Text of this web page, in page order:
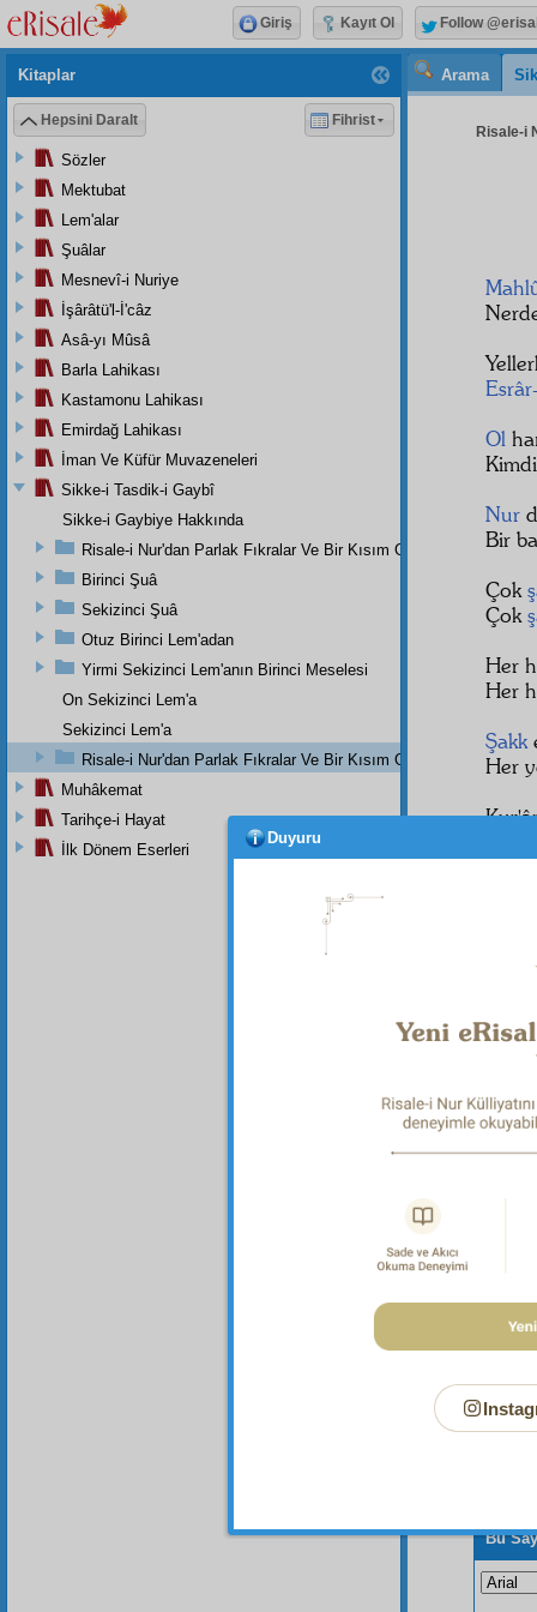
Arama
Risale-i
Ol
Nur
Bir
Çok
Çok
Her
Her
Şakk
Her
İdrâk
Bu
Kitaplar
Hepsini Daralt Fihrist
Sözler
Mektubat
Lem'alar
Şuâlar
Mesnevî-i Nuriye
İşârâtü'l-İ'câz
Asâ-yı Mûsâ
Barla Lahikası
Kastamonu Lahikası
Emirdağ Lahikası
İman Ve Küfür Muvazeneleri
Sikke-i Tasdik-i Gaybî
Sikke-i Gaybiye Hakkında
Risale-i Nur'dan Parlak Fıkralar Ve Bir Kısım Güzel Mektuplar
Birinci Şuâ
Sekizinci Şuâ
Otuz Birinci Lem'adan
Yirmi Sekizinci Lem'anın Birinci Meselesi
On Sekizinci Lem'a
Sekizinci Lem'a
Risale-i Nur'dan Parlak Fıkralar Ve Bir Kısım Güzel Mektuplar
Muhâkemat
Tarihçe-i Hayat
İlk Dönem Eserleri
Giriş Kayıt Ol Follow
Duyuru